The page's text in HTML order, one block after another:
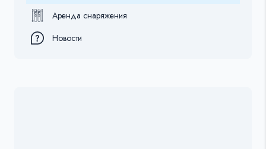
Аренда снаряжения
Новости